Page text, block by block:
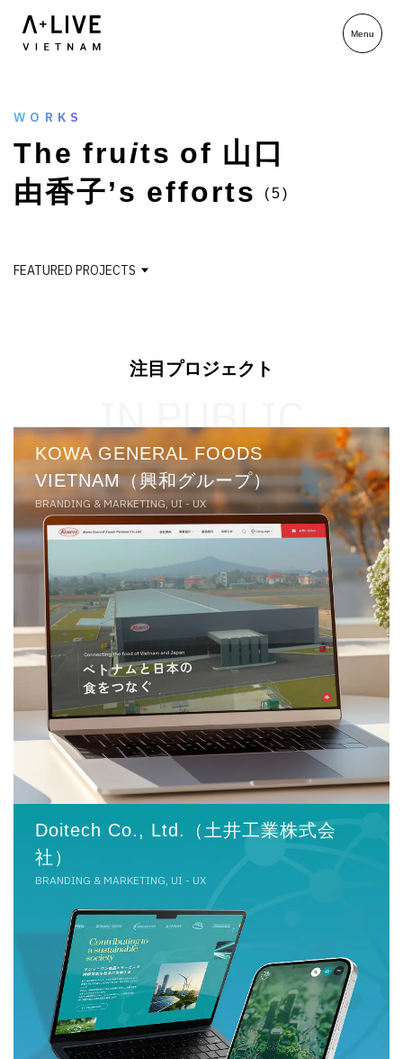
WORKS
The fruits of 山 口
由香子’s efforts (5)
FEATURED PROJECTS
注目プロジェクト
IN PUBLIC
KOWA GENERAL FOODS
VIETNAM（興和グループ）
BRANDING & MARKETING, UI - UX
Doitech Co., Ltd.（土井工業株式会
社）
BRANDING & MARKETING, UI - UX